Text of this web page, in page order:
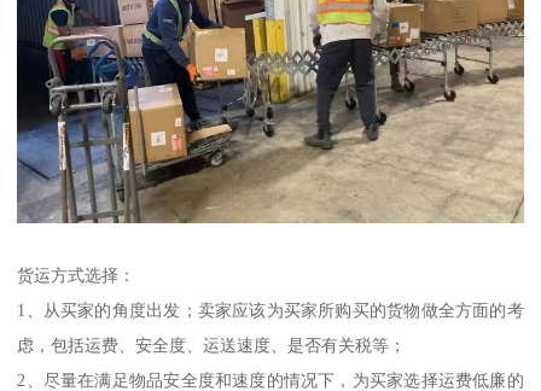
货运方式选择：
1、从买家的角度出发；卖家应该为买家所购买的货物做全方面的考
虑，包括运费、安全度、运送速度、是否有关税等；
2、尽量在满足物品安全度和速度的情况下，为买家选择运费低廉的